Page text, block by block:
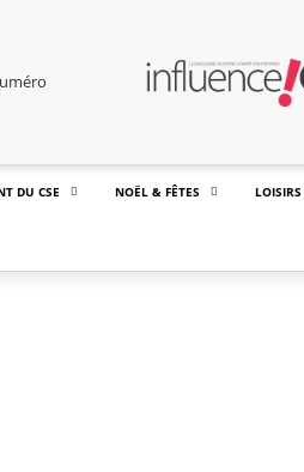
DU CSE NOËL & FÊTES